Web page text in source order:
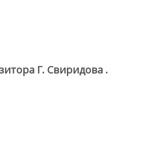
Г. Свиридова .